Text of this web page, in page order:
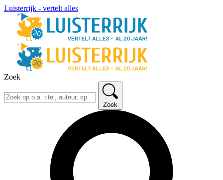
Luisterrijk - vertelt alles
Zoek
Zoek